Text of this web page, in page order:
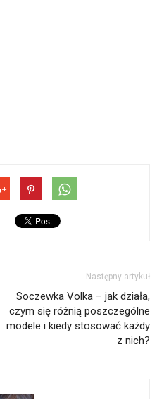
Następny artykuł
Soczewka Volka – jak działa,
czym się różnią poszczególne
modele i kiedy stosować każdy
z nich?